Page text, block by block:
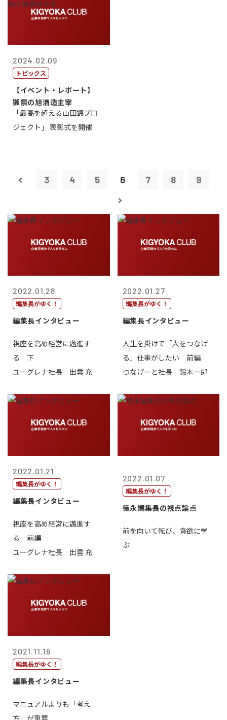
2024.02.09
トピックス
【イベント・レポート】
獺祭の旭酒造主宰
「最高を超える山田錦プロ
ジェクト」 表彰式を開催
3 4 5 6 7 8 9
2022.01.28
編集長がゆく！
編集長インタビュー
視座を高め経営に邁進す
る 下
ユーグレナ社長 出雲 充
2022.01.27
編集長がゆく！
編集長インタビュー
人生を掛けて「人をつなげ
る」仕事がしたい 前編
つなげーと社長 鈴木一郎
2022.01.21
編集長がゆく！
編集長インタビュー
視座を高め経営に邁進す
る 前編
ユーグレナ社長 出雲 充
2022.01.07
編集長がゆく！
徳永編集長の視点論点
前を向いて転び、貪欲に学
ぶ
2021.11.16
編集長がゆく！
編集長インタビュー
マニュアルよりも「考え
方」が重要